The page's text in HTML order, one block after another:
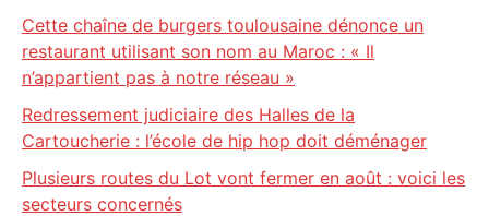
Cette chaîne de burgers toulousaine dénonce un
restaurant utilisant son nom au Maroc : « Il
n’appartient pas à notre réseau »
Redressement judiciaire des Halles de la
Cartoucherie : l’école de hip hop doit déménager
Plusieurs routes du Lot vont fermer en août : voici les
secteurs concernés